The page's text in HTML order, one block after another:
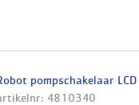
pompschakelaar LCD
4810340